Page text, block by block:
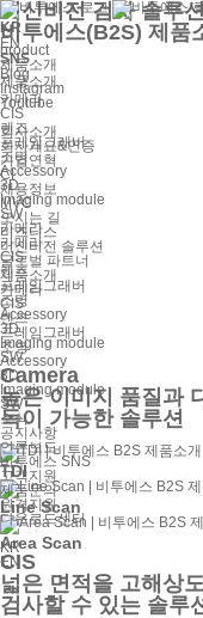
KR
EN
SNS
Blog
Instagram
Youtube
회사소개
회사개요&인증
기업연혁
CI
채용정보
MVC
오시는 길
비즈니스
머신비전 솔루션
글로벌 파트너
제품소개
카메라
CIS
렌즈
프레임그래버
조명
Accessory
3D
Imaging module
SW
소식
공지사항
언론보도
비투에스 SNS
고객지원
제품문의
원격지원
다운로드센터
KR
EN
머신비전 검사 솔루
비투에스(B2S) 제품
product
제품소개
제품소개
카메라
CIS
렌즈
프레임그래버
조명
Accessory
3D
Imaging module
SW
카메라
카메라
CIS
렌즈
프레임그래버
조명
Accessory
3D
Imaging module
SW
Camera
높은 이미지 품질과
독이 가능한 솔루션
TDI
Line Scan
Area Scan
CIS
넓은 면적을 고해상
검사할 수 있는 솔루